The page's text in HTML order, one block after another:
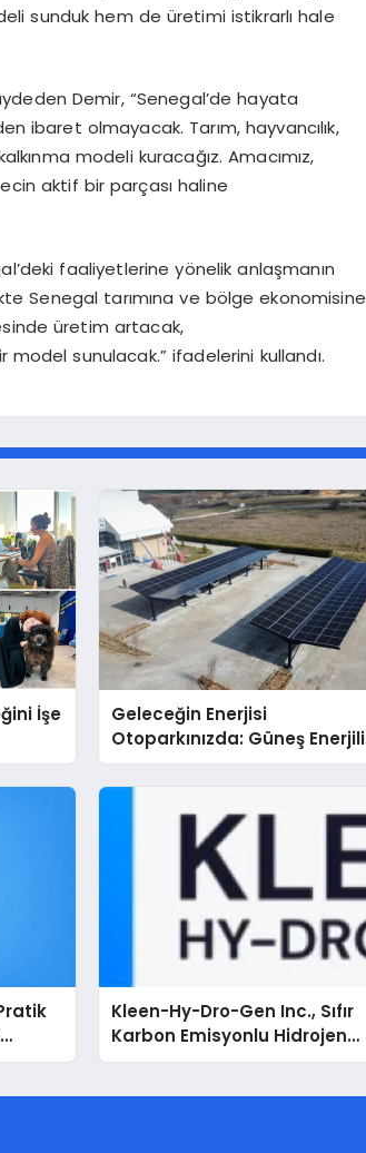
sunduk hem de üretimi istikrarlı hale
Demir, “Senegal’de hayata
ibaret olmayacak. Tarım, hayvancılık,
modeli kuracağız. Amacımız,
aktif bir parçası haline
faaliyetlerine yönelik anlaşmanın
Senegal tarımına ve bölge ekonomisine
üretim artacak,
model sunulacak.” ifadelerini kullandı.
İşe
Geleceğin Enerjisi
Otoparkınızda: Güneş Enerjili
Carport (Solar Otopark)
Nedir?
Kleen-Hy-Dro-Gen Inc., Sıfır
Karbon Emisyonlu Hidrojen
Isıtma Teknolojisinde ISO ve